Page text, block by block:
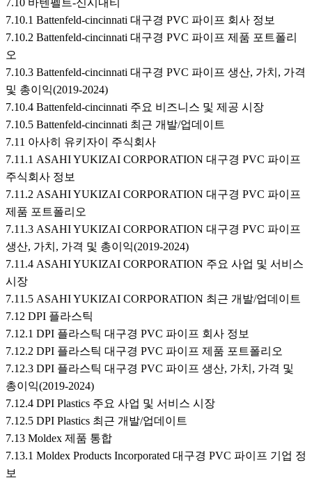
7.10 바텐펠트-신시내티
7.10.1 Battenfeld-cincinnati 대구경 PVC 파이프 회사 정보
7.10.2 Battenfeld-cincinnati 대구경 PVC 파이프 제품 포트폴리
오
7.10.3 Battenfeld-cincinnati 대구경 PVC 파이프 생산, 가치, 가격
및 총이익(2019-2024)
7.10.4 Battenfeld-cincinnati 주요 비즈니스 및 제공 시장
7.10.5 Battenfeld-cincinnati 최근 개발/업데이트
7.11 아사히 유키자이 주식회사
7.11.1 ASAHI YUKIZAI CORPORATION 대구경 PVC 파이프
주식회사 정보
7.11.2 ASAHI YUKIZAI CORPORATION 대구경 PVC 파이프
제품 포트폴리오
7.11.3 ASAHI YUKIZAI CORPORATION 대구경 PVC 파이프
생산, 가치, 가격 및 총이익(2019-2024)
7.11.4 ASAHI YUKIZAI CORPORATION 주요 사업 및 서비스
시장
7.11.5 ASAHI YUKIZAI CORPORATION 최근 개발/업데이트
7.12 DPI 플라스틱
7.12.1 DPI 플라스틱 대구경 PVC 파이프 회사 정보
7.12.2 DPI 플라스틱 대구경 PVC 파이프 제품 포트폴리오
7.12.3 DPI 플라스틱 대구경 PVC 파이프 생산, 가치, 가격 및
총이익(2019-2024)
7.12.4 DPI Plastics 주요 사업 및 서비스 시장
7.12.5 DPI Plastics 최근 개발/업데이트
7.13 Moldex 제품 통합
7.13.1 Moldex Products Incorporated 대구경 PVC 파이프 기업 정
보